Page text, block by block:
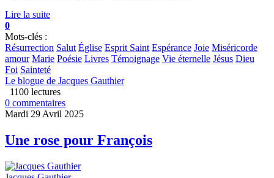
Lire la suite
0
Mots-clés :
Résurrection Salut Église Esprit Saint Espérance Joie Miséricorde
amour Marie Poésie Livres Témoignage Vie éternelle Jésus Dieu
Foi Sainteté
Le blogue de Jacques Gauthier
1100 lectures
0 commentaires
Mardi 29 Avril 2025
Une rose pour François